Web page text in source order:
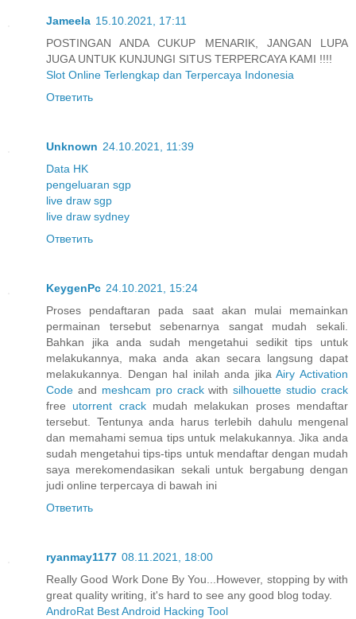
Jameela 15.10.2021, 17:11
POSTINGAN ANDA CUKUP MENARIK, JANGAN LUPA
JUGA UNTUK KUNJUNGI SITUS TERPERCAYA KAMI !!!!
Slot Online Terlengkap dan Terpercaya Indonesia
Ответить
Unknown 24.10.2021, 11:39
Data HK
pengeluaran sgp
live draw sgp
live draw sydney
Ответить
KeygenPc 24.10.2021, 15:24
Proses pendaftaran pada saat akan mulai memainkan
permainan tersebut sebenarnya sangat mudah sekali.
Bahkan jika anda sudah mengetahui sedikit tips untuk
melakukannya, maka anda akan secara langsung dapat
melakukannya. Dengan hal inilah anda jikaAiry Activation
Code and meshcam pro crackwithsilhouette studio crack
free utorrent crackmudah melakukan proses mendaftar
tersebut. Tentunya anda harus terlebih dahulu mengenal
dan memahami semua tips untuk melakukannya. Jika anda
sudah mengetahui tips-tips untuk mendaftar dengan mudah
saya merekomendasikan sekali untuk bergabung dengan
judi online terpercaya di bawah ini
Ответить
ryanmay1177 08.11.2021, 18:00
Really Good Work Done By You...However, stopping by with
great quality writing, it's hard to see any good blog today.
AndroRat Best Android Hacking Tool